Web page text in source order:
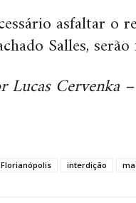
asfaltar o
Salles,
Lucas Cervenka
Florianópolis interdição